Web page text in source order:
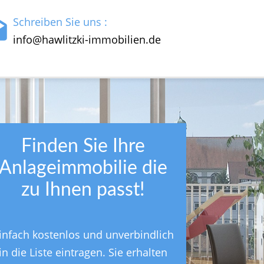
Schreiben Sie uns :
info@hawlitzki-immobilien.de
Finden Sie Ihre
die
zu Ihnen passt!
kostenlos und unverbindlich
die Liste eintragen. Sie erhalten